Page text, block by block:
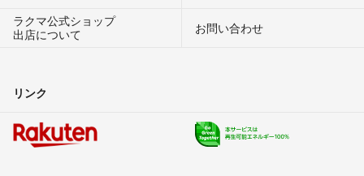
ラクマ公式ショップ
出店について
お問い合わせ
リンク